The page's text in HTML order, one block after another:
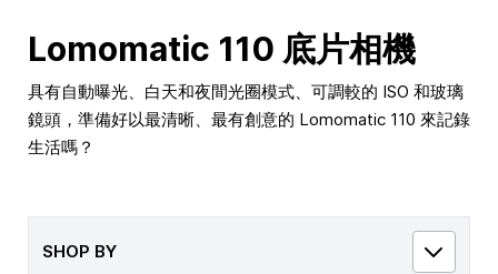
Lomomatic 110 底片相機
具有自動曝光、白天和夜間光圈模式、可調較的 ISO 和玻璃
鏡頭，準備好以最清晰、最有創意的 Lomomatic 110 來記錄
生活嗎？
SHOP BY